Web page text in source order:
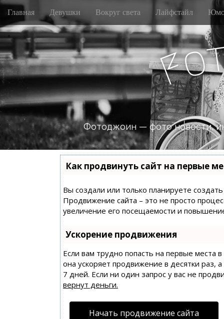
M
i
n
m
e
n
u
S
i
p
t
o
c
o
n
t
e
Главная Девушки Вокруг света Лайфстайл
Fo
Фотоджоин — фото новости,
Как продвинуть сайт на первые
Вы создали или только планируете
Продвижение сайта – это не просто
увеличение его посещаемости и
Ускорение продвижения
Если вам трудно попасть на первые места
она ускоряет продвижение в десятки раз,
7 дней. Если ни один запрос у вас не
вернут деньги.
Начать продвижение сайта